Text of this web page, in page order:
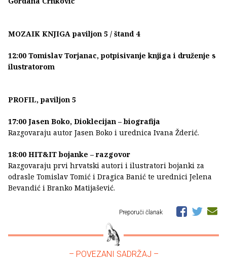
MOZAIK KNJIGA paviljon 5 / štand 4
12:00 Tomislav Torjanac, potpisivanje knjiga i druženje s
ilustratorom
PROFIL, paviljon 5
17:00 Jasen Boko, Dioklecijan – biografija
Razgovaraju autor Jasen Boko i urednica Ivana Žderić.
18:00 HIT&IT bojanke – razgovor
Razgovaraju prvi hrvatski autori i ilustratori bojanki za
odrasle Tomislav Tomić i Dragica Banić te urednici Jelena
Bevandić i Branko Matijašević.
Preporuči članak
– POVEZANI SADRŽAJ –